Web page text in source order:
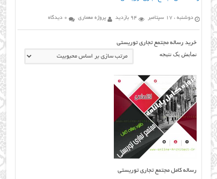
دوشنبه ، 17 سپتامبر 94 بازدید پروژه معماری 0 دیدگاه
خرید رساله مجتمع تجاری توریستی
نمایش یک نتیجه
رساله کامل مجتمع تجاری توریستی